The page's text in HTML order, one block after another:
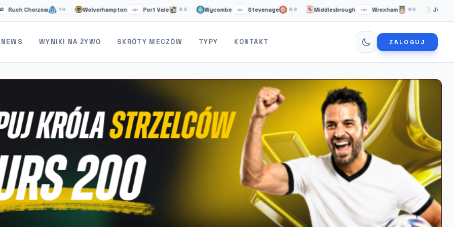
Chorzów 1H Wolverhampton –:– Port Vale NS Wycombe –:– Stevenage NS Middlesbrough –:– Wrexham NS Juventus
NEWS WYNIKI NA ŻYWO SKRÓTY MECZÓW TYPY KONTAKT ZALOGUJ